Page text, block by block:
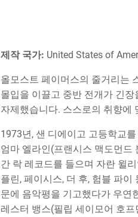
제작 국가: United States of
올모스트 페이머스의 줄거리는
몰입을 이끌고 중반 전개가 긴
자제했습니다. 스스로의 취향에
1973년, 샌 디에이고 고등학교
엄마 엘라인(프랜시스 맥도먼드
간 락 레코드를 들으며 자란 윌
플린, 페이시스, 더 후, 험블 파
문에 음악평을 기고했다가 우연
레스터 뱅스(필립 세이모어 호